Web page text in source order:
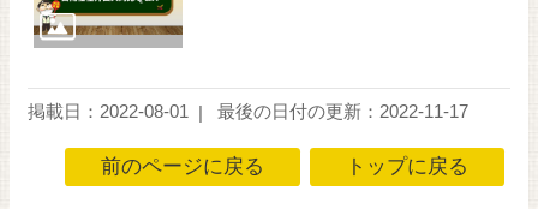
掲載日：2022-08-01 最後の日付の更新：2022-11-17
前のページに戻る トップに戻る